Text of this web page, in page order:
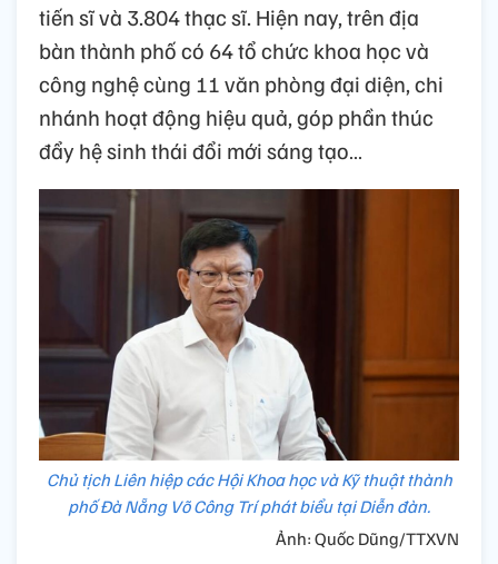
tiến sĩ và 3.804 thạc sĩ. Hiện nay, trên địa
bàn thành phố có 64 tổ chức khoa học và
công nghệ cùng 11 văn phòng đại diện, chi
nhánh hoạt động hiệu quả, góp phần thúc
đẩy hệ sinh thái đổi mới sáng tạo…
Chủ tịch Liên hiệp các Hội Khoa học và Kỹ thuật thành
phố Đà Nẵng Võ Công Trí phát biểu tại Diễn đàn.
Ảnh: Quốc Dũng/TTXVN